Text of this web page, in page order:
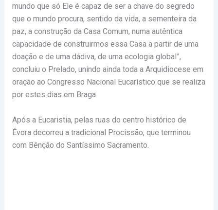
mundo que só Ele é capaz de ser a chave do segredo
que o mundo procura, sentido da vida, a sementeira da
paz, a construção da Casa Comum, numa autêntica
capacidade de construirmos essa Casa a partir de uma
doação e de uma dádiva, de uma ecologia global”,
concluiu o Prelado, unindo ainda toda a Arquidiocese em
oração ao Congresso Nacional Eucarístico que se realiza
por estes dias em Braga.
Após a Eucaristia, pelas ruas do centro histórico de
Évora decorreu a tradicional Procissão, que terminou
com Bênção do Santíssimo Sacramento.